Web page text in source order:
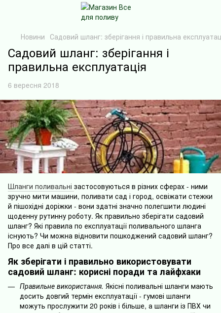
Новини Садовий шланг: зберігання і правильна
Садовий шланг: зберігання і
правильна експлуатація
6 вересня 2018
Шланги поливальні застосовуються в різних сферах - ними
зручно мити машини, поливати сад і город, освіжати стежки
й пішохідні доріжки - вони здатні значно полегшити людині
щоденну рутинну роботу. Як правильно зберігати садовий
шланг? Які правила по експлуатації поливального шланга
існують? Чи можна відновити пошкоджений садовий шланг?
Про все далі в цій статті.
Як зберігати і правильно використовувати
садовий шланг: корисні поради та лайфхаки
Правильне використання. Якісні поливальні шланги мають
досить довгий термін експлуатації - гумові шланги
можуть прослужити 20 років і більше, а шланги із ПВХ чи